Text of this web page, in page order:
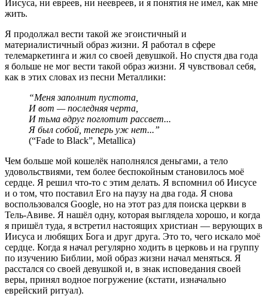
Иисуса, ни евреев, ни неевреев, и я понятия не имел, как мне
жить.
Я продолжал вести такой же эгоистичный и
материалистичный образ жизни. Я работал в сфере
телемаркетинга и жил со своей девушкой. Но спустя два года
я больше не мог вести такой образ жизни. Я чувствовал себя,
как в этих словах из песни Металлики:
“Меня заполнит пустота,
И вот — последняя черта,
И тьма вдруг поглотит рассвет...
Я был собой, теперь уж нет...”
(“Fade to Black”, Metallica)
Чем больше мой кошелёк наполнялся деньгами, а тело
удовольствиями, тем более беспокойным становилось моё
сердце. Я решил что-то с этим делать. Я вспомнил об Иисусе
и о том, что поставил Его на паузу на два года. Я снова
воспользовался Google, но на этот раз для поиска церкви в
Тель-Авиве. Я нашёл одну, которая выглядела хорошо, и когда
я пришёл туда, я встретил настоящих христиан — верующих в
Иисуса и любящих Бога и друг друга. Это то, чего искало моё
сердце. Когда я начал регулярно ходить в церковь и на группу
по изучению Библии, мой образ жизни начал меняться. Я
расстался со своей девушкой и, в знак исповедания своей
веры, принял водное погружение (кстати, изначально
еврейский ритуал).